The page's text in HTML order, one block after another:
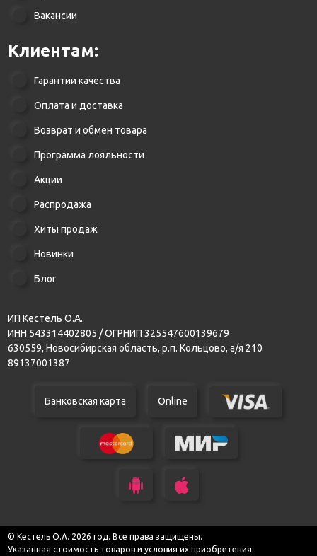
Вакансии
Клиентам:
Гарантии качества
Оплата и доставка
Возврат и обмен товара
Программа лояльности
Акции
Распродажа
Хиты продаж
Новинки
Блог
ИП Кестель О.А.
ИНН 543314402805 / ОГРНИП 325547600139679
630559, Новосибирская область, р.п. Кольцово, а/я 210
89137001387
Банковская карта Online
© Кестель О.А. 2026 год. Все права защищены.
Указанная стоимость товаров и условия их приобретения